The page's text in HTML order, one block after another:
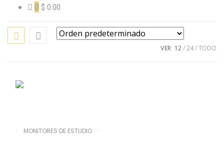
0 $ 0.00
VER 12 24 TODO
MONITORES DE ESTUDIO